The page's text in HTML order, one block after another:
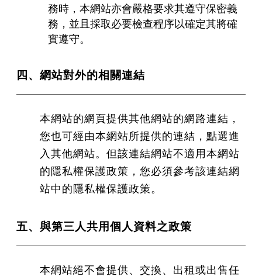
務時，本網站亦會嚴格要求其遵守保密義
務，並且採取必要檢查程序以確定其將確
實遵守。
四、網站對外的相關連結
本網站的網頁提供其他網站的網路連結，
您也可經由本網站所提供的連結，點選進
入其他網站。但該連結網站不適用本網站
的隱私權保護政策，您必須參考該連結網
站中的隱私權保護政策。
五、與第三人共用個人資料之政策
本網站絕不會提供、交換、出租或出售任